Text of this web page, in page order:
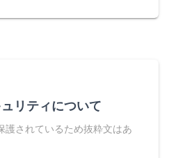
リティについて
護されているため抜粋文はあ